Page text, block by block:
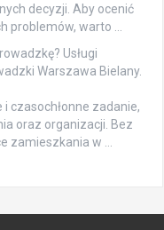
decyzji. Aby ocenić
problemów, warto …
Usługi
Warszawa Bielany.
czasochłonne zadanie,
oraz organizacji. Bez
zamieszkania w …